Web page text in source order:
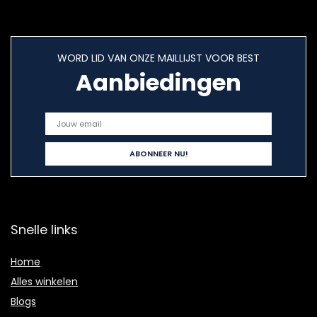
WORD LID VAN ONZE MAILLIJST VOOR BEST
Aanbiedingen
Snelle links
Home
Alles winkelen
Blogs